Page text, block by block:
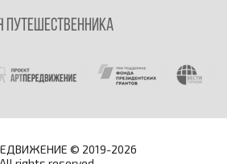
путешественника
© 2019-2026